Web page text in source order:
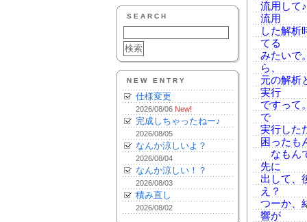
SEARCH
NEW ENTRY
仕様変更
2026/08/06 New!
完成しちゃったねー♪
2026/08/05
なんか涼しいよ？
2026/08/04
なんか涼しい！？
2026/08/03
積み直し
2026/08/02
流用して
流用
した解析
てる
みたいで
ら、
元の解析
実行
ですって
で
実行した
困ったも
なもん
先に
出して、
え？
つーか、
響が